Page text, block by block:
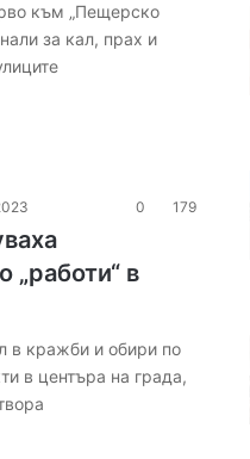
към „Пещерско
за кал, прах и
0 179
„работи“ в
в кражби и обири по
в центъра на града,